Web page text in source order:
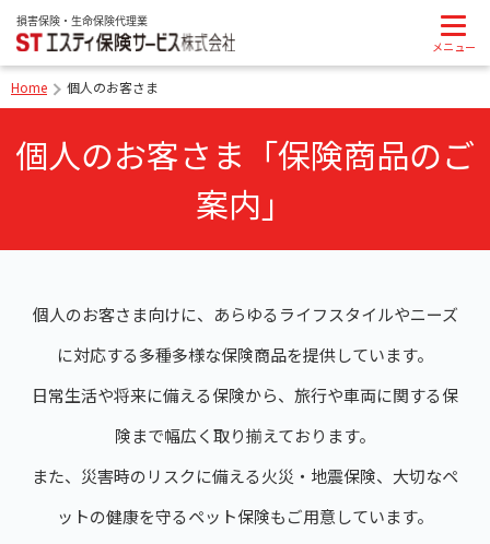
Home 個人のお客さま
個人のお客さま「保険商品のご
案内」
個人のお客さま向けに、あらゆるライフスタイルやニーズ
に対応する多種多様な保険商品を提供しています。
日常生活や将来に備える保険から、旅行や車両に関する保
険まで幅広く取り揃えております。
また、災害時のリスクに備える火災・地震保険、大切なペ
ットの健康を守るペット保険もご用意しています。